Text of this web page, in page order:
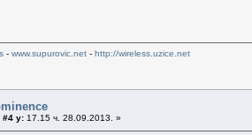
- www.supurovic.net - http://wireless.uzice.net
#4 у: 17.15 ч. 28.09.2013. »